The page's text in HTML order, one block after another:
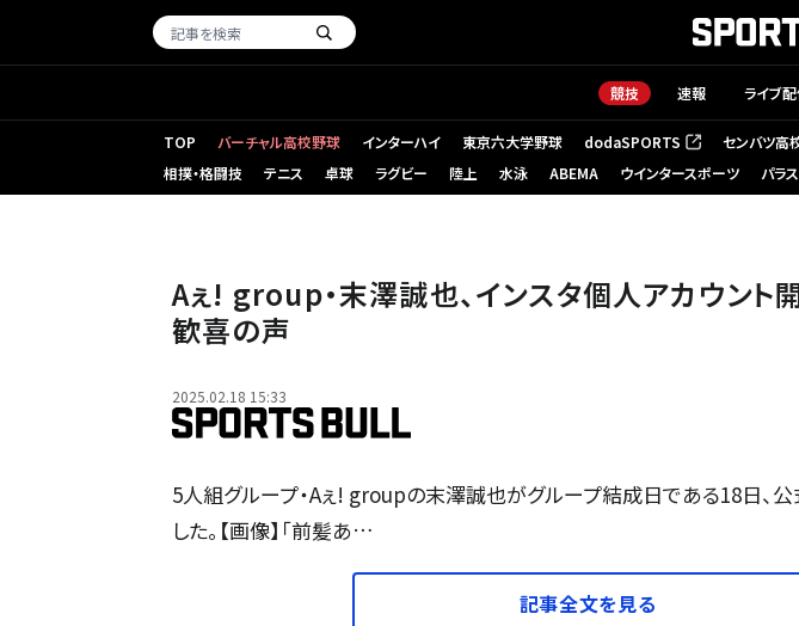
競技 速報 ライブ
TOP バーチャル高校野球 インターハイ 東京六大学野球 dodaSPORTS
（新しいタブで開く） センバツ高
相撲・格闘技
テニス 卓球 ラグビー 陸上 水泳 ABEMA ウインタースポーツ パラ
Aぇ! group・末澤誠也、インスタ個人アカウン
歓喜の声
2025.02.18 15:33
5人組グループ・Aぇ! groupの末澤誠也がグループ結成日である18日、
した。【画像】「前髪あ…
記事全文を見る